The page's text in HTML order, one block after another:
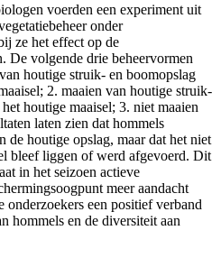
voerden een experiment uit
onder
ze het effect op de
De volgende drie beheervormen
houtige struik- en boomopslag
2. maaien van houtige struik-
houtige maaisel; 3. niet maaien
laten zien dat hommels
de houtige opslag, maar dat het niet
bleef liggen of werd afgevoerd. Dit
in het seizoen actieve
meer aandacht
onderzoekers een positief verband
hommels en de diversiteit aan